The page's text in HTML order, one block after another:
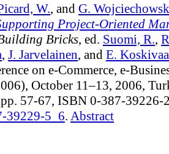
W., and G.
Project-Oriented
Bricks, ed. Suomi, R.,
, J. Jarvelainen, and E.
on e-Commerce, e-
October 11–13, 2006,
57-67, ISBN 0-387-39226-
39229-5_6. Abstract